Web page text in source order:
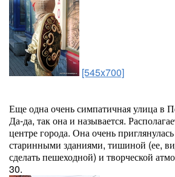
[545x700]
Еще одна очень симпатичная улица в
Да-да, так она и называется.
центре города. Она очень
старинными зданиями, тишиной (ее,
сделать пешеходной) и творческой
30.